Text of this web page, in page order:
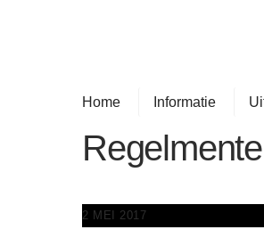
Home Informatie
2 MEI 2017